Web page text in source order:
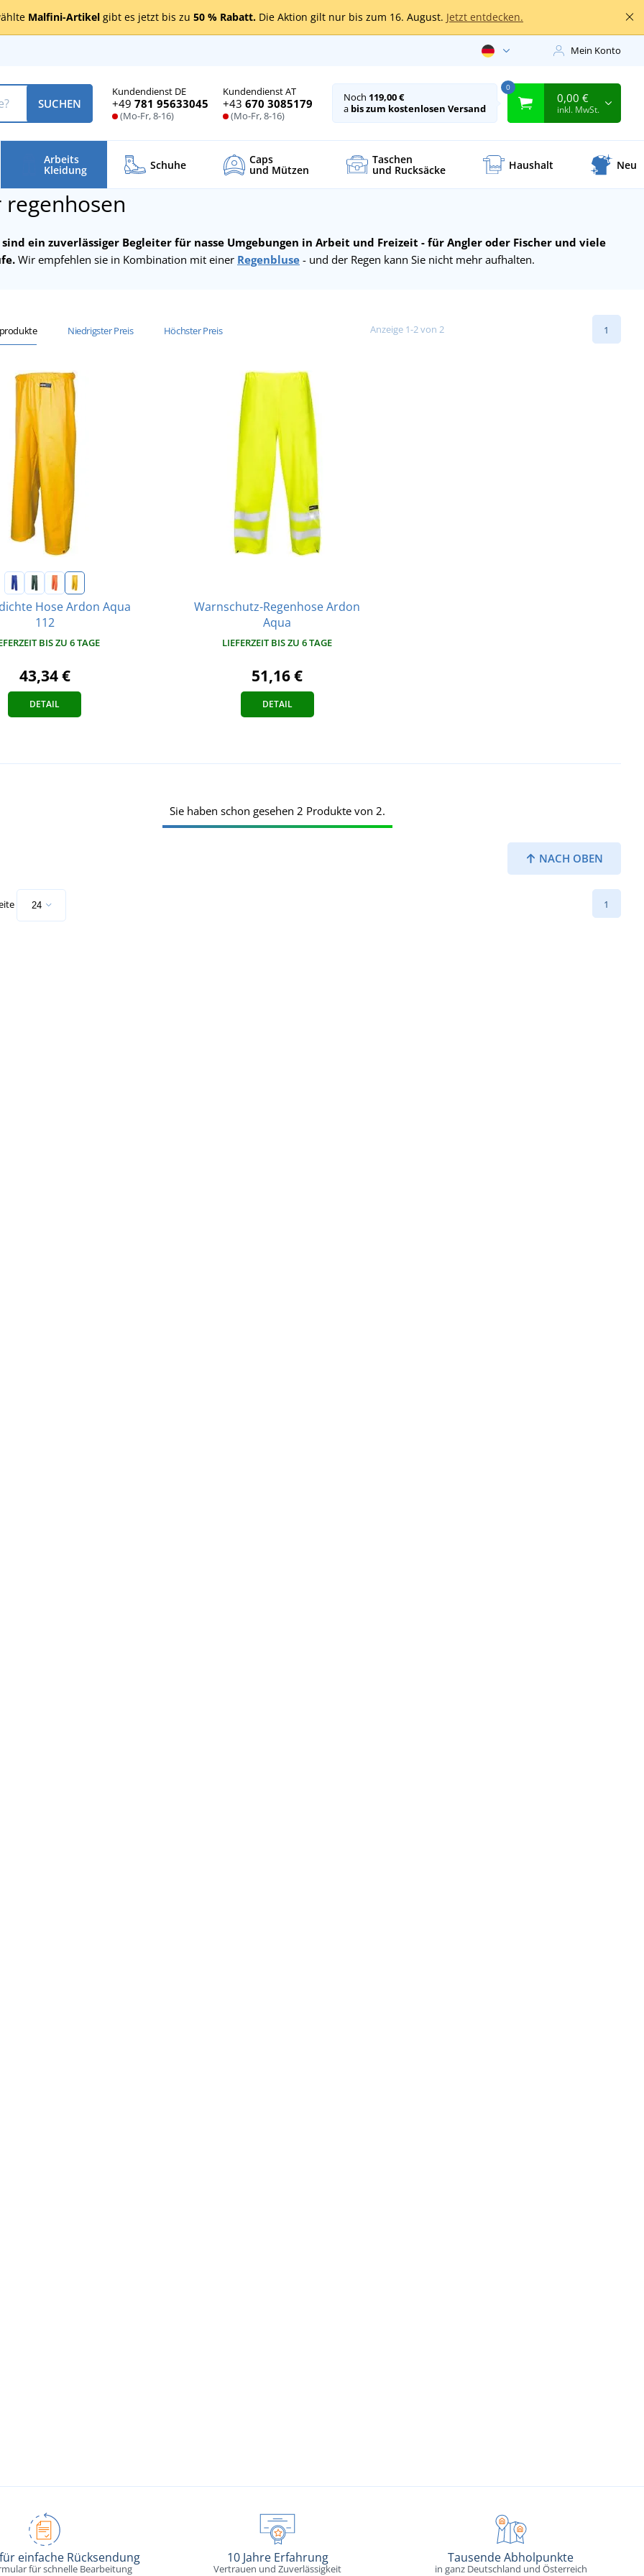
Malfini-Artikel gibt es jetzt bis zu 50 % Rabatt. Die Aktion gilt nur bis zum 16. August. Jetzt entdecken.
Mein Konto
Kundendienst DE
+49 781 95633045
(Mo-Fr, 8-16)
Kundendienst AT
+43 670 3085179
(Mo-Fr, 8-16)
SUCHEN Noch 119,00 €
a bis zum kostenlosen Versand
0
0,00 €
inkl. MwSt.
Arbeits
Kleidung Schuhe Caps
und Mützen
Taschen
und Rucksäcke Haushalt Neu
sind ein zuverlässiger Begleiter für nasse Umgebungen in Arbeit und Freizeit - für Angler oder Fischer und viele
Wir empfehlen sie in Kombination mit einer Regenbluse - und der Regen kann Sie nicht mehr aufhalten.
Niedrigster Preis Höchster Preis Anzeige 1-2 von 2 1
Hose Ardon Aqua
112
BIS ZU 6 TAGE
43,34 €
DETAIL
Warnschutz-Regenhose Ardon
Aqua
LIEFERZEIT BIS ZU 6 TAGE
51,16 €
DETAIL
NACH OBEN
Sie haben schon gesehen 2 Produkte von 2.
1
einfache Rücksendung
für schnelle Bearbeitung
10 Jahre Erfahrung
Vertrauen und Zuverlässigkeit
Tausende Abholpunkte
in ganz Deutschland und Österreich